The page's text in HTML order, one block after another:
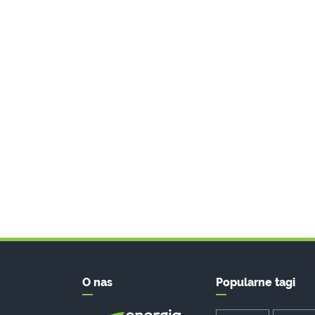
O nas Popularne tagi